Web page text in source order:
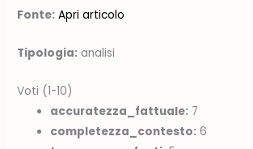
Fonte: Apri articolo
Tipologia: analisi
Voti (1-10)
accuratezza_fattuale: 7
completezza_contesto: 6